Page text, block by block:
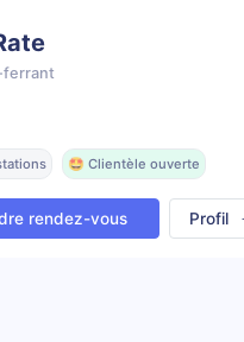
ferrant
🤩 Clientèle ouverte
rendez-vous Profil